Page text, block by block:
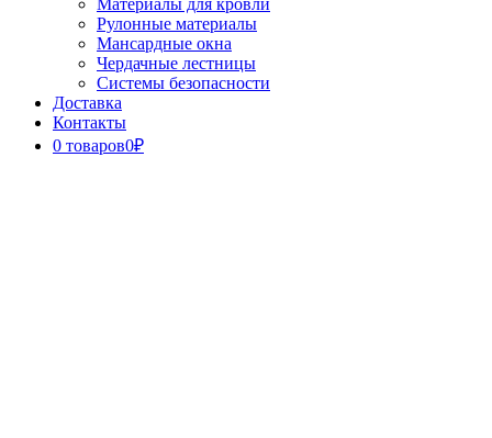
Рулонные материалы
Мансардные окна
Чердачные лестницы
Системы безопасности
Доставка
Контакты
0 товаров0₽